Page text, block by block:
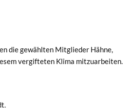
die gewählten Mitglieder Hähne,
vergifteten Klima mitzuarbeiten.